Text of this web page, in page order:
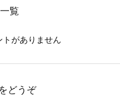
覧
トがありません
どうぞ